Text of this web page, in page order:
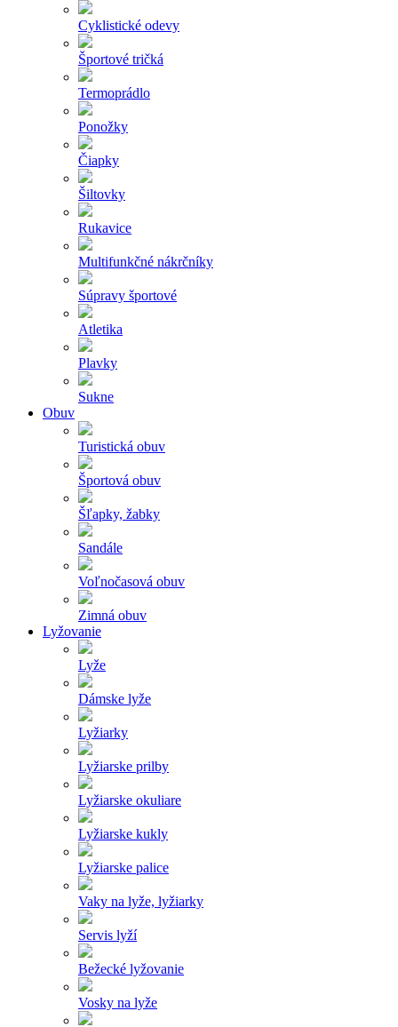
Cyklistické odevy
Športové tričká
Termoprádlo
Ponožky
Čiapky
Šiltovky
Rukavice
Multifunkčné nákrčníky
Súpravy športové
Atletika
Plavky
Sukne
Obuv
Turistická obuv
Športová obuv
Šľapky, žabky
Sandále
Voľnočasová obuv
Zimná obuv
Lyžovanie
Lyže
Dámske lyže
Lyžiarky
Lyžiarske prilby
Lyžiarske okuliare
Lyžiarske kukly
Lyžiarske palice
Vaky na lyže, lyžiarky
Servis lyží
Bežecké lyžovanie
Vosky na lyže